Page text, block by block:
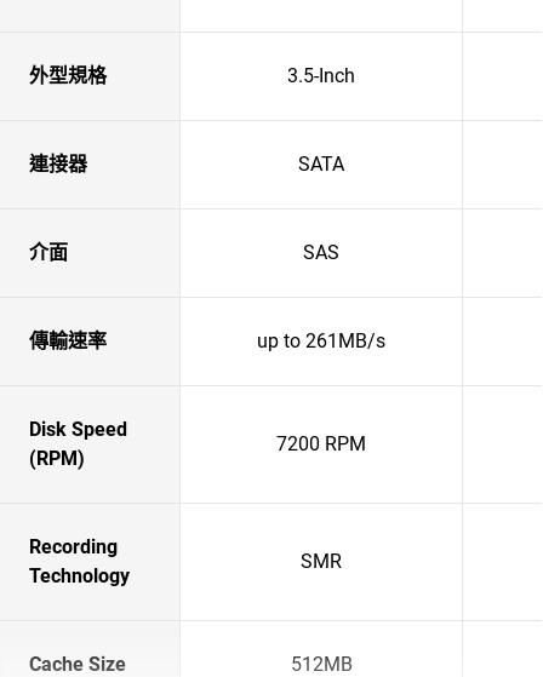
外型規格 3.5-Inch
連接器 SATA
介面 SAS
傳輸速率 up to 261MB/s
Disk Speed
(RPM)
7200 RPM
Recording
Technology
SMR
Cache Size 512MB